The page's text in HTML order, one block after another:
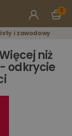
0
i zawodowy
niż
odkrycie